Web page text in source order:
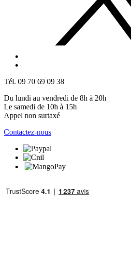
Tél. 09 70 69 09 38
Du lundi au vendredi de 8h à 20h
Le samedi de 10h à 15h
Appel non surtaxé
Contactez-nous